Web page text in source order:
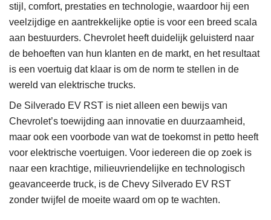
stijl, comfort, prestaties en technologie, waardoor hij een
veelzijdige en aantrekkelijke optie is voor een breed scala
aan bestuurders. Chevrolet heeft duidelijk geluisterd naar
de behoeften van hun klanten en de markt, en het resultaat
is een voertuig dat klaar is om de norm te stellen in de
wereld van elektrische trucks.
De Silverado EV RST is niet alleen een bewijs van
Chevrolet’s toewijding aan innovatie en duurzaamheid,
maar ook een voorbode van wat de toekomst in petto heeft
voor elektrische voertuigen. Voor iedereen die op zoek is
naar een krachtige, milieuvriendelijke en technologisch
geavanceerde truck, is de Chevy Silverado EV RST
zonder twijfel de moeite waard om op te wachten.